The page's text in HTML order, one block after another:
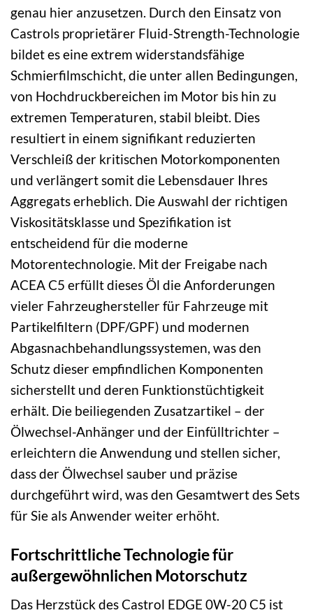
genau hier anzusetzen. Durch den Einsatz von
Castrols proprietärer Fluid-Strength-Technologie
bildet es eine extrem widerstandsfähige
Schmierfilmschicht, die unter allen Bedingungen,
von Hochdruckbereichen im Motor bis hin zu
extremen Temperaturen, stabil bleibt. Dies
resultiert in einem signifikant reduzierten
Verschleiß der kritischen Motorkomponenten
und verlängert somit die Lebensdauer Ihres
Aggregats erheblich. Die Auswahl der richtigen
Viskositätsklasse und Spezifikation ist
entscheidend für die moderne
Motorentechnologie. Mit der Freigabe nach
ACEA C5 erfüllt dieses Öl die Anforderungen
vieler Fahrzeughersteller für Fahrzeuge mit
Partikelfiltern (DPF/GPF) und modernen
Abgasnachbehandlungssystemen, was den
Schutz dieser empfindlichen Komponenten
sicherstellt und deren Funktionstüchtigkeit
erhält. Die beiliegenden Zusatzartikel – der
Ölwechsel-Anhänger und der Einfülltrichter –
erleichtern die Anwendung und stellen sicher,
dass der Ölwechsel sauber und präzise
durchgeführt wird, was den Gesamtwert des Sets
für Sie als Anwender weiter erhöht.
Fortschrittliche Technologie für
außergewöhnlichen Motorschutz
Das Herzstück des Castrol EDGE 0W-20 C5 ist